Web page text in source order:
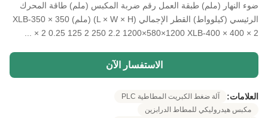
ضوء النهار (ملم) طبقة العمل رقم ضربة المكبس (ملم) طاقة المحرك
الرئيسي (كيلوواط) القطر الإجمالي (L × W × H) (ملم) XLB-350 × 350
× 2 0.25 125 2 250 2.2 1200×580×1200 XLB-400 × 400 × 2 ...
الاستفسار الآن
العلامات:
آلة ضغط الكبريت المطاطية PLC
مكبس هيدروليكي للمطاط الدرابزين